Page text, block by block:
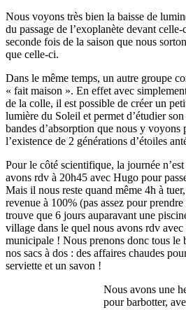
Nous voyons très bien la baisse de
du passage de l’exoplanète devant
seconde fois de la saison que nous
que celle-ci.
Dans le même temps, un autre groupe
« fait maison ». En effet avec
de la colle, il est possible de créer un
lumière du Soleil et permet d’étudier
bandes d’absorption que nous y voyons
l’existence de 2 générations d’étoiles
Pour le côté scientifique, la journée
avons rdv à 20h45 avec Hugo pour
Mais il nous reste quand même 4h à tuer,
revenue à 100% (pas assez pour
trouve que 6 jours auparavant une
village dans le quel nous avons rdv
municipale ! Nous prenons donc tous le
nos sacs à dos : des affaires chaudes
serviette et un savon !
Nous avons une
pour barbotter,